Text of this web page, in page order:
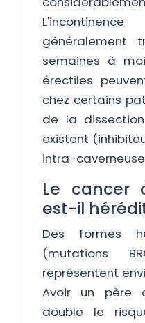
généralement
semaines à
érectiles
chez certains
de la
existent
intra-
Le cancer
est-il
Des formes
(mutations
représentent
Avoir un père
double le